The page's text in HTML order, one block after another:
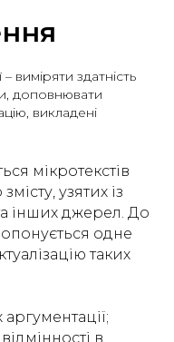
виміряти здатність
доповнювати
викладені
мікротекстів
узятих із
інших джерел. До
одне
таких
в